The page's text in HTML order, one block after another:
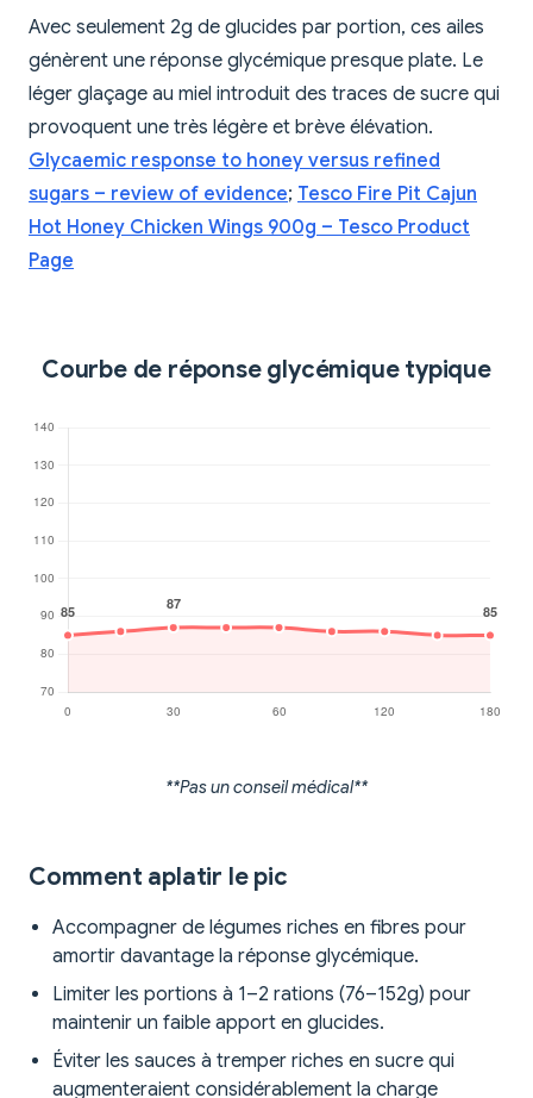
Avec seulement 2g de glucides par portion, ces ailes
génèrent une réponse glycémique presque plate. Le
léger glaçage au miel introduit des traces de sucre qui
provoquent une très légère et brève élévation.
Glycaemic response to honey versus refined
sugars – review of evidence; Tesco Fire Pit Cajun
Hot Honey Chicken Wings 900g – Tesco Product
Page
Courbe de réponse glycémique typique
**Pas un conseil médical**
Comment aplatir le pic
Accompagner de légumes riches en fibres pour
amortir davantage la réponse glycémique.
Limiter les portions à 1–2 rations (76–152g) pour
maintenir un faible apport en glucides.
Éviter les sauces à tremper riches en sucre qui
augmenteraient considérablement la charge